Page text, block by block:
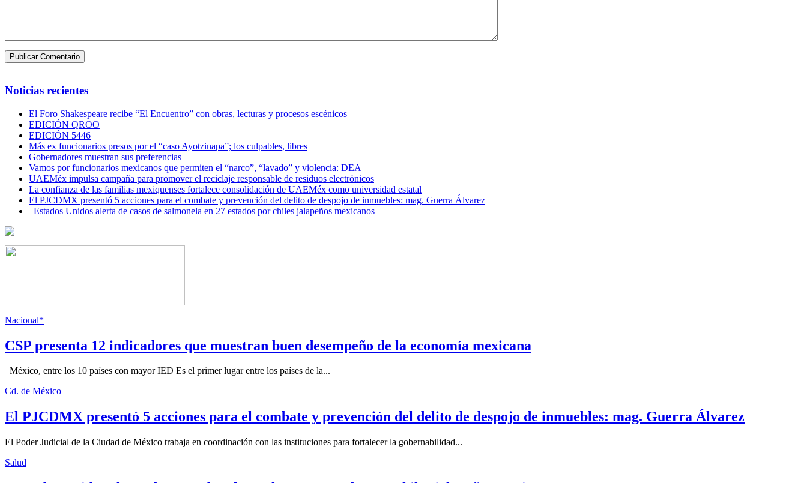
Noticias recientes
El Foro Shakespeare recibe “El Encuentro” con obras, lecturas y procesos escénicos
EDICIÓN QROO
EDICIÓN 5446
Más ex funcionarios presos por el “caso Ayotzinapa”; los culpables, libres
Gobernadores muestran sus preferencias
Vamos por funcionarios mexicanos que permiten el “narco”, “lavado” y violencia: DEA
UAEMéx impulsa campaña para promover el reciclaje responsable de residuos electrónicos
La confianza de las familias mexiquenses fortalece consolidación de UAEMéx como universidad estatal
El PJCDMX presentó 5 acciones para el combate y prevención del delito de despojo de inmuebles: mag. Guerra Álvarez
Estados Unidos alerta de casos de salmonela en 27 estados por chiles jalapeños mexicanos
Nacional*
CSP presenta 12 indicadores que muestran buen desempeño de la economía mexicana
México, entre los 10 países con mayor IED Es el primer lugar entre los países de la...
Cd. de México
El PJCDMX presentó 5 acciones para el combate y prevención del delito de despojo de inmuebles: mag. Guerra Álvarez
El Poder Judicial de la Ciudad de México trabaja en coordinación con las instituciones para fortalecer la gobernabilidad...
Salud